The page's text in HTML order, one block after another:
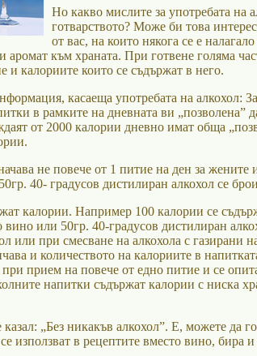
Но какво мислите за употребата на
готварството? Може би това
от вас, на които някога се е
аромат към храната. При готвене голяма
и калориите които се съдържат в него.
касаеща употребата на алкохол:
в рамките на дневната ви „позволена”
от 2000 калории дневно имат обща
не повече от 1 питие на ден за жените
40- градусов дистилиран алкохол се
калории. Например 100 калории се
вино или 50гр. 40-градусов дистилиран
или при смесване на алкохола с газирани
и количеството на калориите в
прием на повече от едно питие и се
напитки съдържат калории с ниска
„Без никакъв алкохол”. Е, можете да
използват в рецептите вместо вино, бира